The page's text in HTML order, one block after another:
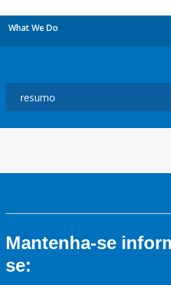
What We Do
Mantenha-se
se: